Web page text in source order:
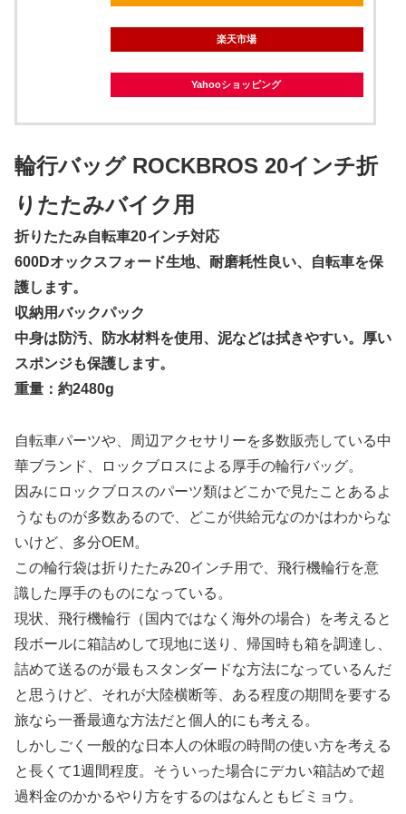
楽天市場
Yahooショッピング
輪行バッグ ROCKBROS 20インチ折
りたたみバイク用
折りたたみ自転車20インチ対応
600Dオックスフォード生地、耐磨耗性良い、自転車を保
護します。
収納用バックパック
中身は防汚、防水材料を使用、泥などは拭きやすい。厚い
スポンジも保護します。
重量：約2480g
自転車パーツや、周辺アクセサリーを多数販売している中
華ブランド、ロックブロスによる厚手の輪行バッグ。
因みにロックブロスのパーツ類はどこかで見たことあるよ
うなものが多数あるので、どこが供給元なのかはわからな
いけど、多分OEM。
この輪行袋は折りたたみ20インチ用で、飛行機輪行を意
識した厚手のものになっている。
現状、飛行機輪行（国内ではなく海外の場合）を考えると
段ボールに箱詰めして現地に送り、帰国時も箱を調達し、
詰めて送るのが最もスタンダードな方法になっているんだ
と思うけど、それが大陸横断等、ある程度の期間を要する
旅なら一番最適な方法だと個人的にも考える。
しかしごく一般的な日本人の休暇の時間の使い方を考える
と長くて1週間程度。そういった場合にデカい箱詰めで超
過料金のかかるやり方をするのはなんともビミョウ。